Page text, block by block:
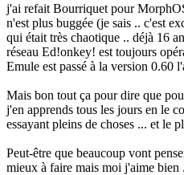
j'ai refait Bourriquet pour
n'est plus buggée (je sais .. c'est
qui était très chaotique .. déjà 16
réseau Ed!onkey! est toujours
Emule est passé à la version 0.60
Mais bon tout ça pour dire que
j'en apprends tous les jours en le
essayant pleins de choses ... et le
Peut-être que beaucoup vont
mieux à faire mais moi j'aime bien